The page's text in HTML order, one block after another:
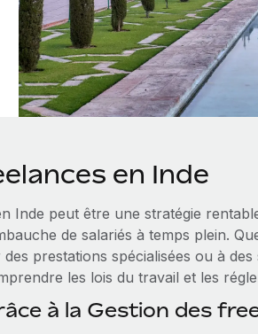
en Inde
Inde peut être une stratégie
de salariés à temps plein.
prestations spécialisées ou à
les lois du travail et les
à la Gestion des